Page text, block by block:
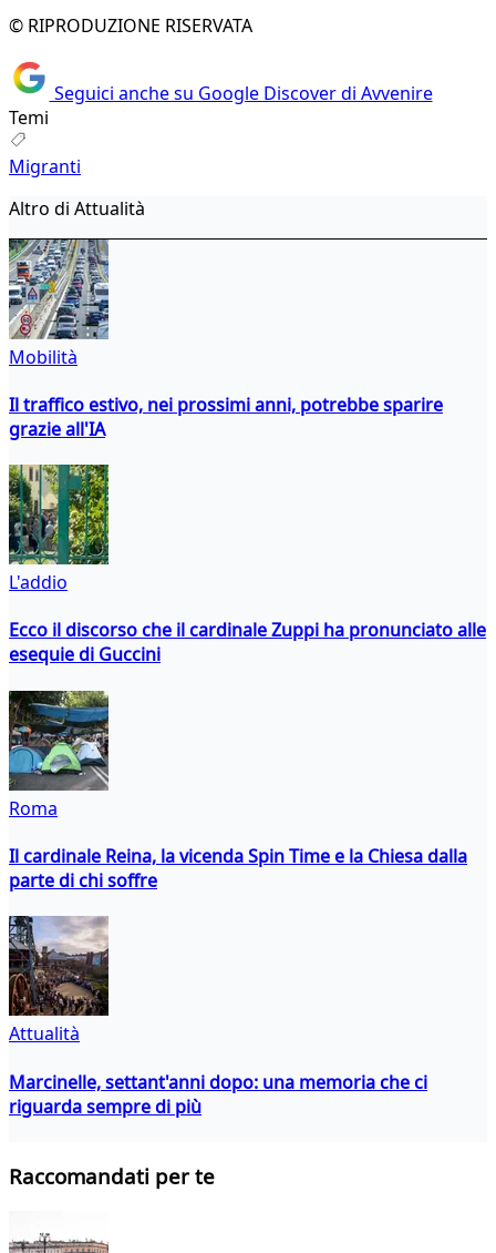
© RIPRODUZIONE RISERVATA
Seguici anche su Google Discover di Avvenire
Temi
Migranti
Altro di Attualità
Mobilità
Il traffico estivo, nei prossimi anni, potrebbe sparire
grazie all'IA
L'addio
Ecco il discorso che il cardinale Zuppi ha pronunciato alle
esequie di Guccini
Roma
Il cardinale Reina, la vicenda Spin Time e la Chiesa dalla
parte di chi soffre
Attualità
Marcinelle, settant'anni dopo: una memoria che ci
riguarda sempre di più
Raccomandati per te